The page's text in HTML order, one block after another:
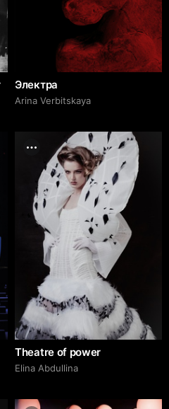
Электра
Arina Verbitskaya
Theatre of power
Elina Abdullina